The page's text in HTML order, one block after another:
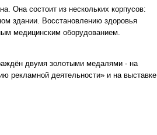
Она состоит из нескольких корпусов:
здании. Восстановлению здоровья
медицинским оборудованием.
двумя золотыми медалями - на
рекламной деятельности» и на выставке